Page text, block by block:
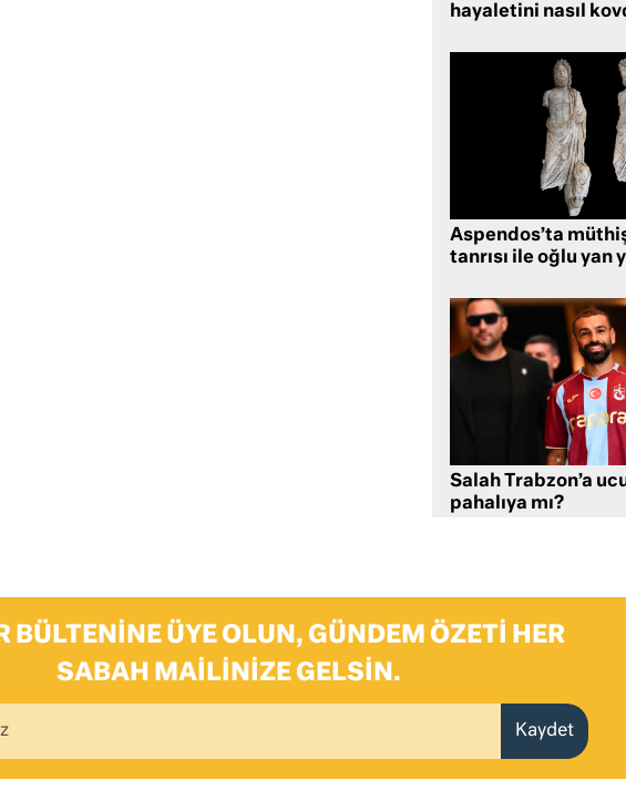
hayaletini nasıl
Aspendos’ta
tanrısı ile oğlu yan
Salah Trabzon’a
pahalıya mı?
BÜLTENINE ÜYE OLUN, GÜNDEM ÖZETI HER
SABAH MAILINIZE GELSIN.
Kaydet